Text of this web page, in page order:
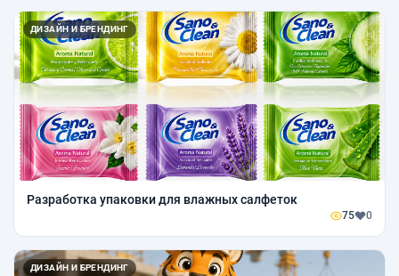
ДИЗАЙН И БРЕНДИНГ
Разработка упаковки для влажных салфеток
75 0
ДИЗАЙН И БРЕНДИНГ